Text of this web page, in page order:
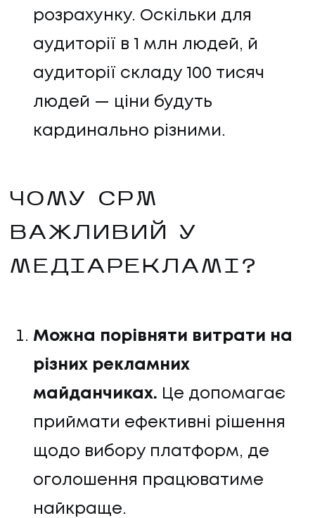
розрахунку. Оскільки для
аудиторії в 1 млн людей, й
аудиторії складу 100 тисяч
людей — ціни будуть
кардинально різними.
ЧОМУ CPM
ВАЖЛИВИЙ У
МЕДІАРЕКЛАМІ?
Можна порівняти витрати на
різних рекламних
майданчиках. Це допомагає
приймати ефективні рішення
щодо вибору платформ, де
оголошення працюватиме
найкраще.